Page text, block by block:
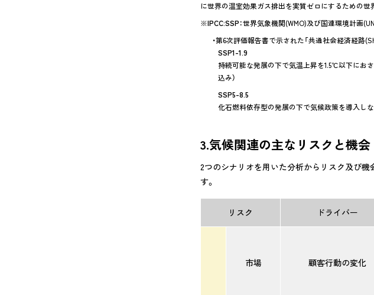
に世界の温室効果ガス排出を実質ゼロにするための世
※IPCC:SSP：世界気象機関(WMO)及び国連環境計画
・第6次評価報告書で示された「共通社会経済経路
SSP1-1.9
持続可能な発展の下で気温上昇を1.5℃以下にお
込み）
SSP5-8.5
化石燃料依存型の発展の下で気候政策を導入し
3.気候関連の主なリスクと機会
2つのシナリオを用いた分析からリスク及び機
す。
リスク ドライバー
市場 顧客行動の変化